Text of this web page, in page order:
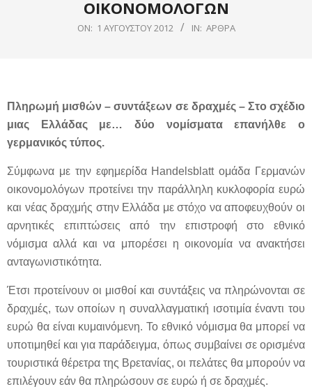
ΟΙΚΟΝΟΜΟΛΟΓΩΝ
ON: 1 ΑΥΓΟΎΣΤΟΥ 2012 IN: ΆΡΘΡΑ
Πληρωμή μισθών – συντάξεων σε δραχμές – Στο σχέδιο
μιας Ελλάδας με… δύο νομίσματα επανήλθε ο
γερμανικός τύπος.
Σύμφωνα με την εφημερίδα Handelsblatt ομάδα Γερμανών
οικονομολόγων προτείνει την παράλληλη κυκλοφορία ευρώ
και νέας δραχμής στην Ελλάδα με στόχο να αποφευχθούν οι
αρνητικές επιπτώσεις από την επιστροφή στο εθνικό
νόμισμα αλλά και να μπορέσει η οικονομία να ανακτήσει
ανταγωνιστικότητα.
Έτσι προτείνουν οι μισθοί και συντάξεις να πληρώνονται σε
δραχμές, των οποίων η συναλλαγματική ισοτιμία έναντι του
ευρώ θα είναι κυμαινόμενη. Το εθνικό νόμισμα θα μπορεί να
υποτιμηθεί και για παράδειγμα, όπως συμβαίνει σε ορισμένα
τουριστικά θέρετρα της Βρετανίας, οι πελάτες θα μπορούν να
επιλέγουν εάν θα πληρώσουν σε ευρώ ή σε δραχμές.